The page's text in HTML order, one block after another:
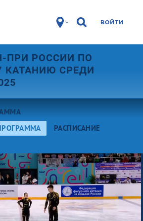
ВОЙТИ
ПРИ РОССИИ ПО
КАТАНИЮ СРЕДИ
РАСПИСАНИЕ